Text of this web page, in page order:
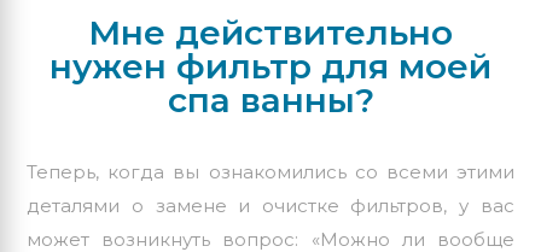
Мне действительно
нужен фильтр для моей
спа ванны?
Теперь, когда вы ознакомились со всеми этими
деталями о замене и очистке фильтров, у вас
может возникнуть вопрос: «Можно ли вообще